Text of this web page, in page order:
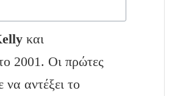
και
2001. Οι πρώτες
να αντέξει το